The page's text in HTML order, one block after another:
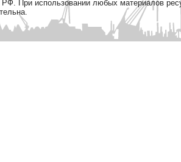
РФ. При использовании любых материалов